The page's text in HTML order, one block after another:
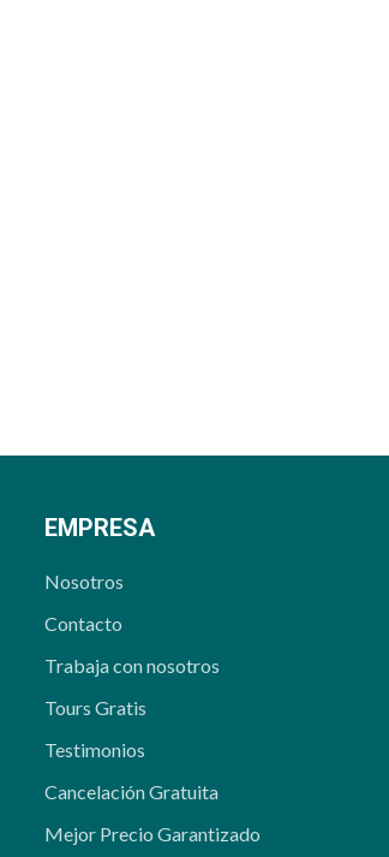
EMPRESA
Nosotros
Contacto
Trabaja con nosotros
Tours Gratis
Testimonios
Cancelación Gratuita
Mejor Precio Garantizado